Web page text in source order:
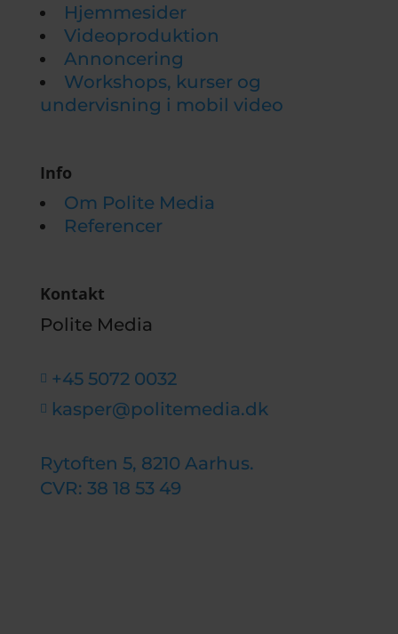
Hjemmesider
Videoproduktion
Annoncering
Workshops, kurser og
undervisning i mobil video
Info
Om Polite Media
Referencer
Kontakt
Polite Media
 +45 5072 0032
 kasper@politemedia.dk
Rytoften 5, 8210 Aarhus.
CVR: 38 18 53 49